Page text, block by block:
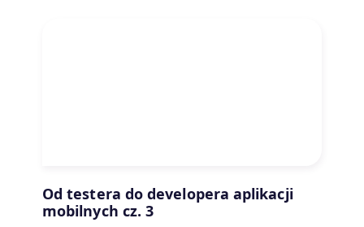
Od testera do developera aplikacji
mobilnych cz. 3